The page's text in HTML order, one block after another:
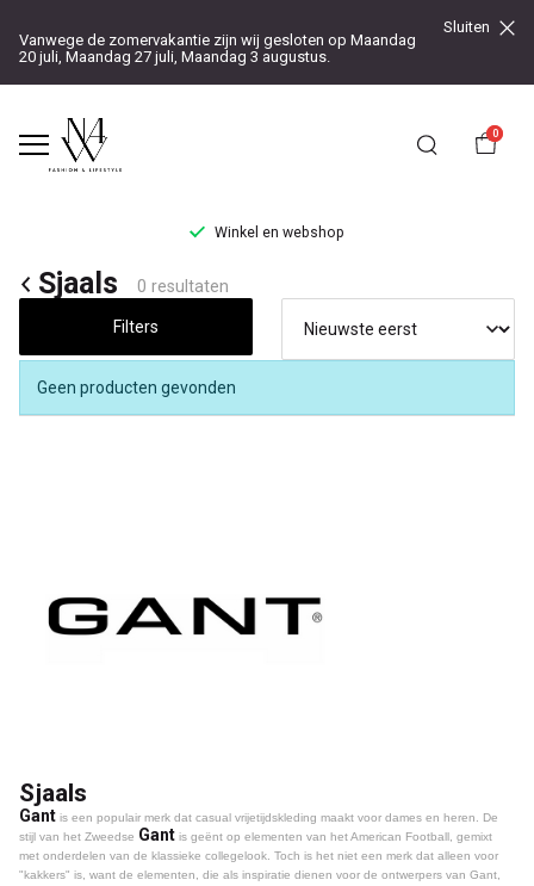
Vanwege de zomervakantie zijn wij gesloten op Maandag
20 juli, Maandag 27 juli, Maandag 3 augustus.
Sluiten
0
Winkel en webshop
Sjaals
Noteboom
4
Sjaals 0 resultaten
Filters
Geen producten gevonden
Sjaals
Gant is een populair merk dat casual vrijetijdskleding maakt voor dames en heren. De
stijl van het Zweedse Gant is geënt op elementen van het American Football, gemixt
met onderdelen van de klassieke collegelook. Toch is het niet een merk dat alleen voor
"kakkers" is, want de elementen, die als inspiratie dienen voor de ontwerpers van Gant,